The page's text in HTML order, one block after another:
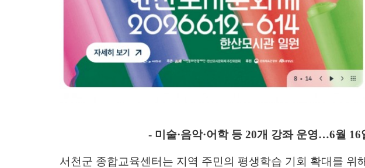
- 미술·음악·어학 등 20개 강좌 운영…6월 16
서천군 종합교육센터는 지역 주민의 평생학습 기회 확대를 위